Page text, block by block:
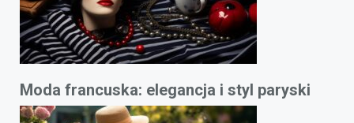
Moda francuska: elegancja i styl paryski